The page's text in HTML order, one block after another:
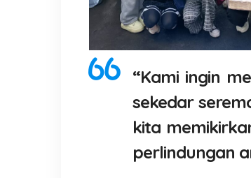
“Kami ingin
sekedar
kita
perlindungan